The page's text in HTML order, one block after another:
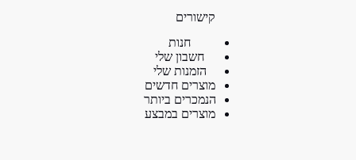
קישורים
חנות
חשבון שלי
הזמנות שלי
מוצרים חדשים
הנמכרים ביותר
מוצרים במבצע